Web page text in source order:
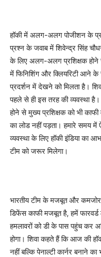
हॉकी में अलग-अलग पोजीशन के
प्रश्न के जवाब में शिवेन्द्र सिंह
के लिए अलग-अलग प्रशिक्षक
में फिनिशिंग और क्लियरिटी आने
प्रदर्शन में देखने को मिलता है।
पहले से ही इस तरह की व्यवस्था
होने से मुख्य प्रशिक्षक को भी
का लोड नहीं पड़ता। हमारे समय में
व्यवस्था के लिए हॉकी इंडिया का
टीम को जरूर मिलेगा।
भारतीय टीम के मजबूत और कमजोर
डिफेंस काफी मजबूत है, हमें
हमलावरों को डी के पास पहुंच
होगा। शिवा कहते हैं कि आज की
नहीं बल्कि पेनाल्टी कार्नर बनाने